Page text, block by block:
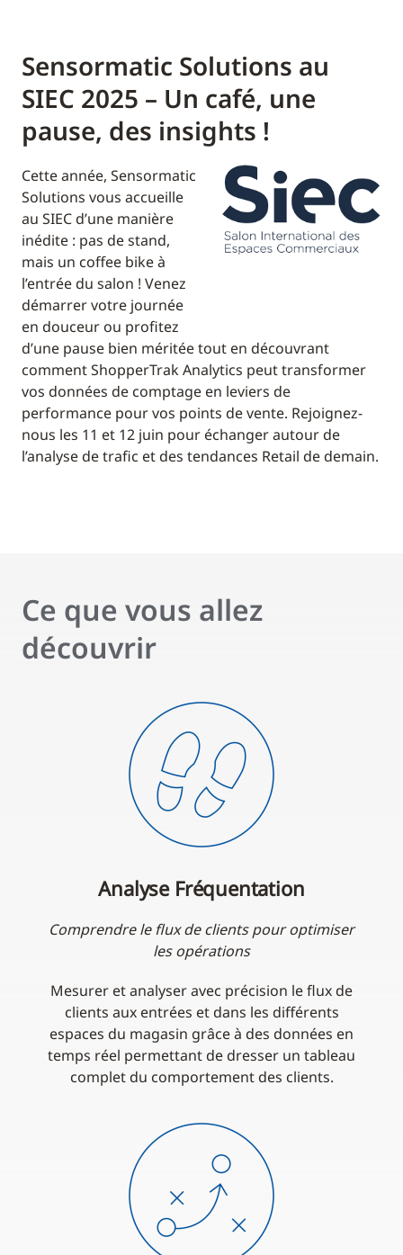
Sensormatic Solutions au
SIEC 2025 – Un café, une
pause, des insights !
Cette année, Sensormatic
Solutions vous accueille
au SIEC d’une manière
inédite : pas de stand,
mais un coffee bike à
l’entrée du salon ! Venez
démarrer votre journée
en douceur ou profitez
d’une pause bien méritée tout en découvrant
comment ShopperTrak Analytics peut transformer
vos données de comptage en leviers de
performance pour vos points de vente. Rejoignez-
nous les 11 et 12 juin pour échanger autour de
l’analyse de trafic et des tendances Retail de demain.
Ce que vous allez
découvrir
Analyse Fréquentation
Comprendre le flux de clients pour optimiser
les opérations
Mesurer et analyser avec précision le flux de
clients aux entrées et dans les différents
espaces du magasin grâce à des données en
temps réel permettant de dresser un tableau
complet du comportement des clients.